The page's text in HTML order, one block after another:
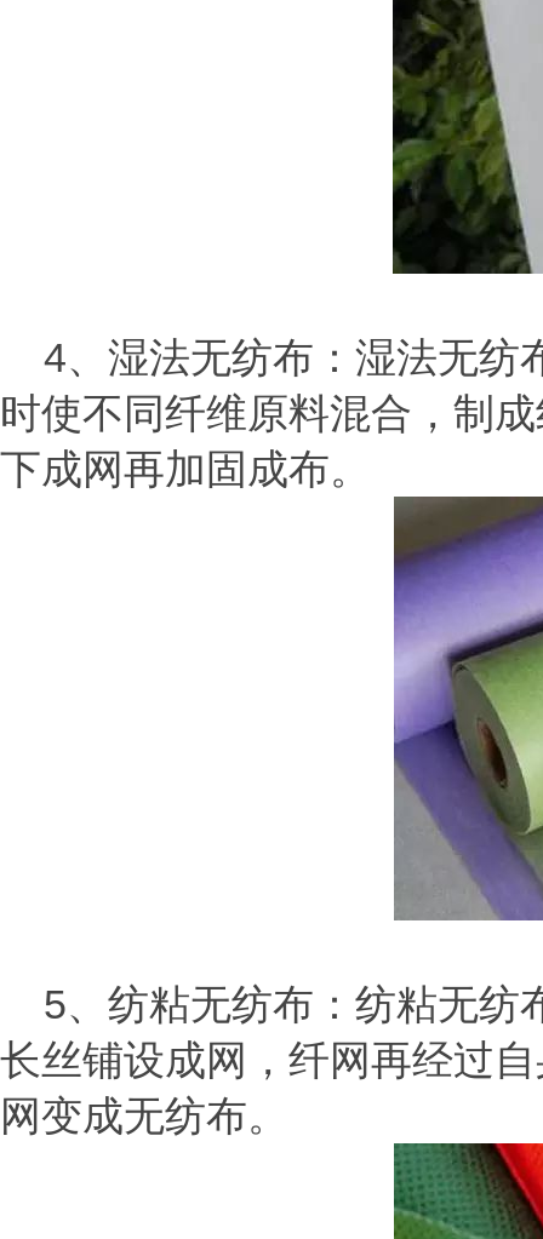
4、湿法无纺布：湿法无纺
时使不同纤维原料混合，制
下成网再加固成布。
5、纺粘无纺布：纺粘无纺
长丝铺设成网，纤网再经过
网变成无纺布。